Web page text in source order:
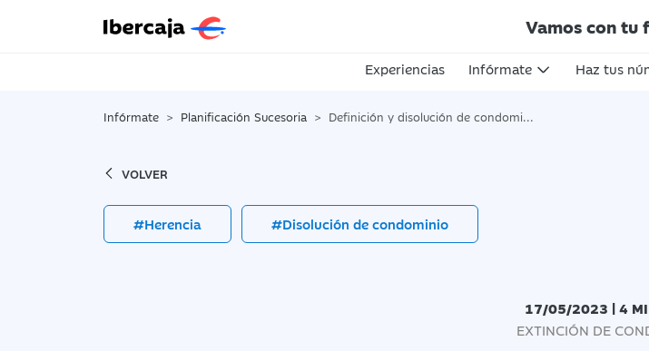
Vamos con tu
Experiencias Infórmate Haz tus
Infórmate Planificación Sucesoria Definición y disolución de condominio
VOLVER
#Herencia #Disolución de condominio
17/05/2023 | 4
EXTINCIÓN DE